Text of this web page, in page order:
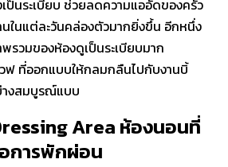
ป็นระเบียบ ช่วยลดความแออัดของครัว
นในแต่ละวันคล่องตัวมากยิ่งขึ้น อีกหนึ่ง
รวมของห้องดูเป็นระเบียบมาก
ฟ ที่ออกแบบให้กลมกลืนไปกับงานบิ้
งสมบูรณ์แบบ
Area ห้องนอนที่
การพักผ่อน